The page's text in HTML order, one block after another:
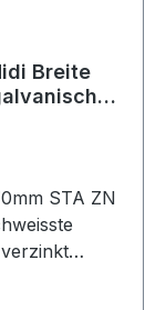
Breite
STA ZN